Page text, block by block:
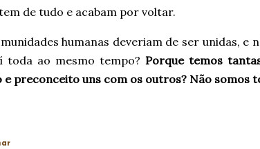
de tudo e acabam por voltar.
humanas deveriam de ser unidas, e
toda ao mesmo tempo? Porque temos
e preconceito uns com os outros? Não somos